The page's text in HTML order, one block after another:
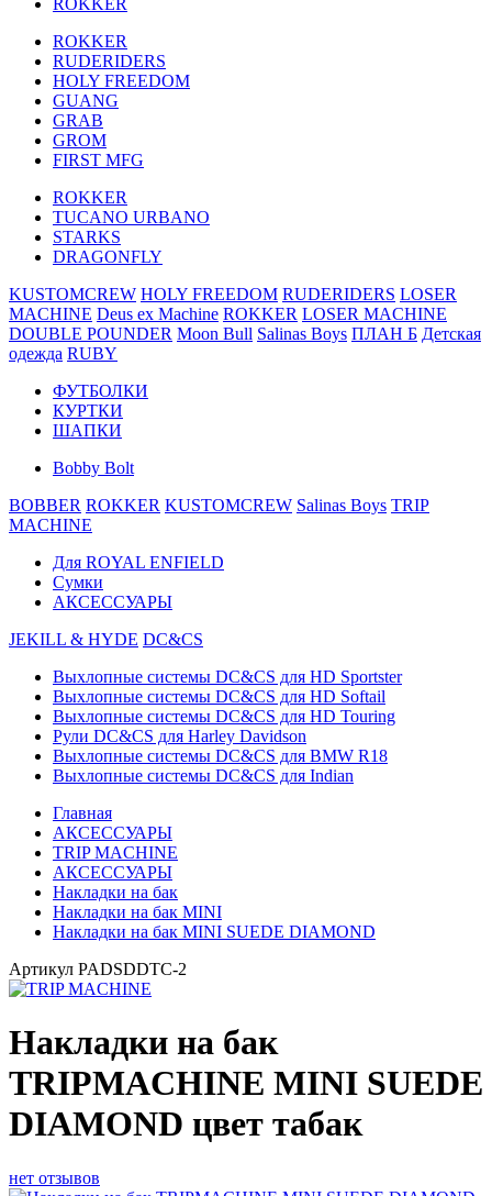
ROKKER
ROKKER
RUDERIDERS
HOLY FREEDOM
GUANG
GRAB
GROM
FIRST MFG
ROKKER
TUCANO URBANO
STARKS
DRAGONFLY
KUSTOMCREW HOLY FREEDOM RUDERIDERS LOSER
MACHINE Deus ex Machine ROKKER LOSER MACHINE
DOUBLE POUNDER Moon Bull Salinas Boys ПЛАН Б Детская
одежда RUBY
ФУТБОЛКИ
КУРТКИ
ШАПКИ
Bobby Bolt
BOBBER ROKKER KUSTOMCREW Salinas Boys TRIP
MACHINE
Для ROYAL ENFIELD
Сумки
АКСЕССУАРЫ
JEKILL & HYDE DC&CS
Выхлопные системы DC&CS для HD Sportster
Выхлопные системы DC&CS для HD Softail
Выхлопные системы DC&CS для HD Touring
Рули DC&CS для Harley Davidson
Выхлопные системы DC&CS для BMW R18
Выхлопные системы DC&CS для Indian
Главная
АКСЕССУАРЫ
TRIP MACHINE
АКСЕССУАРЫ
Накладки на бак
Накладки на бак MINI
Накладки на бак MINI SUEDE DIAMOND
Артикул PADSDDTC-2
Накладки на бак
TRIPMACHINE MINI SUEDE
DIAMOND цвет табак
нет отзывов